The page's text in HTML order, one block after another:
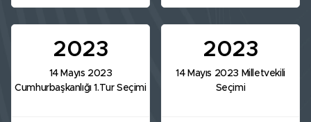
2023
14 Mayıs 2023
Cumhurbaşkanlığı 1.Tur Seçimi
2023
14 Mayıs 2023 Milletvekili
Seçimi